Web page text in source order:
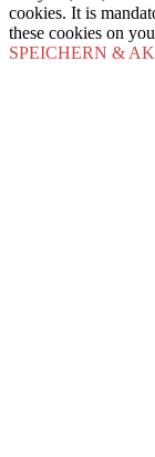
cookies. It is
these cookies on
SPEICHERN &